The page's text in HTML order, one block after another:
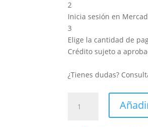
2
Inicia sesión en
3
Elige la cantidad de
Crédito sujeto a
¿Tienes dudas?
pop